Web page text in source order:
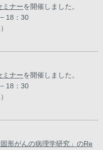
ミナーを開催しました。
18：30
ミナーを開催しました。
18：30
形がんの病理学研究」のRe